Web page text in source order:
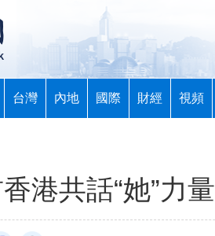
台灣 內地 國際 財經 視頻
港共話“她”力量